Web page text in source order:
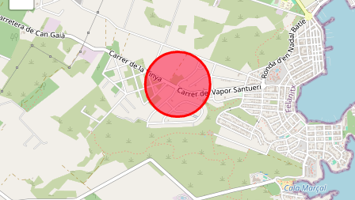
EROSKY (км):
Супермаркет
SPAR (м):
Супермаркет
LIDL (км):
ПАРК МАЙОРКА
ДЖУНГЛІ (км):
Парк Катманду
(км):